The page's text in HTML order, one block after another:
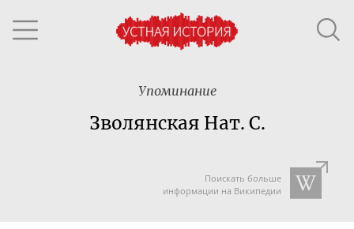
Упоминание
Зволянская Нат. С.
Поискать больше
информации на Википедии